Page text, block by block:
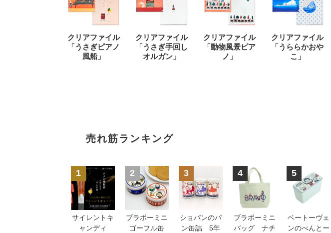
クリアファイル
「うさぎピアノ
風船」
クリアファイル
「うさぎ手回し
オルガン」
クリアファイル
「動物風景ピア
ノ」
クリアファイル
「うららかおや
こ」
売れ筋ランキング
1
サイレントキ
ャンディ
2
ブラボーミニ
ゴーフル缶
3
ショパンのパ
ン缶詰 5年
4
ブラボーミニ
バッグ ナチ
5
ベートーヴェ
ンのべんとー